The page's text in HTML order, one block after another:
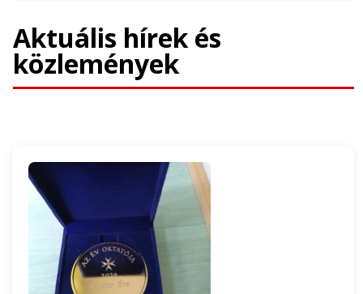
Aktuális hírek és
közlemények